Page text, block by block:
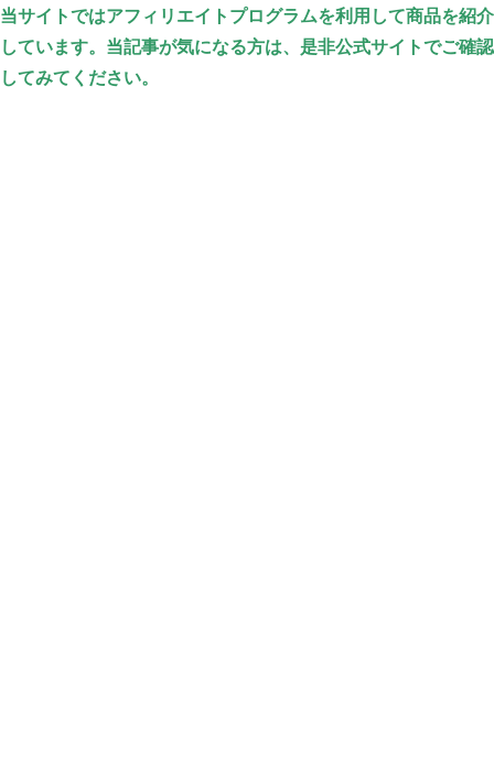
当サイトではアフィリエイトプログラムを利用して商品を紹介
しています。当記事が気になる方は、是非公式サイトでご確認
してみてください。